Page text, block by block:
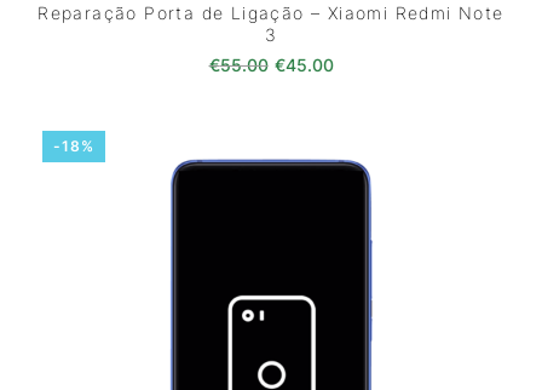
Reparação Porta de Ligação – Xiaomi Redmi Note
3
€55.00 O preço original era: €55.00.
€45.00O preço atual é:
-18%